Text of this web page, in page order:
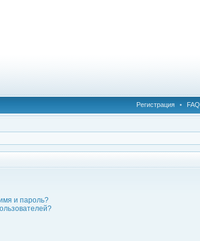
Регистрация • FAQ
и пароль?